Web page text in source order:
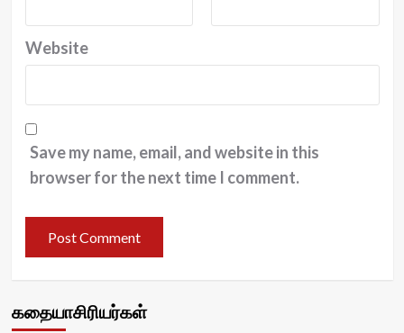
Website
Save my name, email, and website in this
browser for the next time I comment.
கதையாசிரியர்கள்